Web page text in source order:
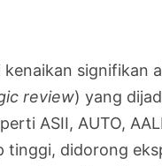
signifikan
review) yang
ASII, AUTO,
tinggi, didorong